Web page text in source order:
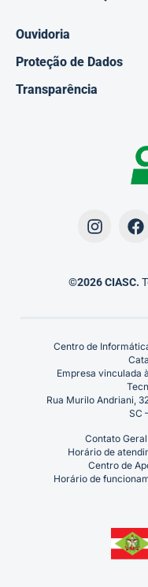
Ouvidoria
Proteção de Dados
Transparência
©2026 CIASC.
Centro de
Empresa vinculada
Rua Murilo Andriani,
SC
Contato
Horário de
Centro de
Horário de